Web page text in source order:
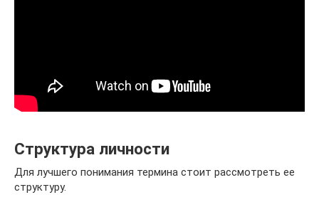
Структура личности
Для лучшего понимания термина стоит рассмотреть ее
структуру.